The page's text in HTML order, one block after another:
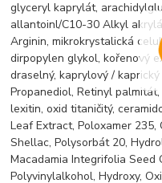
glyceryl kaprylát,
allantoinl/C10-30 Alkyl
Arginin, mikrokrystalická
dirpopylen glykol, kořenový
draselný, kaprylový /
Propanediol, Retinyl
lexitin, oxid titaničitý,
Leaf Extract, Poloxamer
Shellac, Polysorbát 20,
Macadamia Integrifolia Seed
Polyvinylalkohol, Hydroxy,